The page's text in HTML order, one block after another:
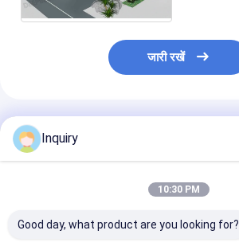
जारी रखें
अनुशंसित उत्पाद
Inquiry
10:30 PM
Good day, what product are you looking for?